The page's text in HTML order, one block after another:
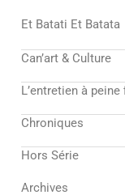
Et Batati Et Batata
Can’art & Culture
L’entretien à
Chroniques
Hors Série
Archives